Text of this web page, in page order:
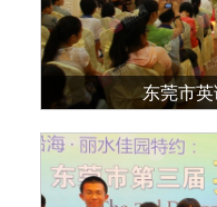
东莞市